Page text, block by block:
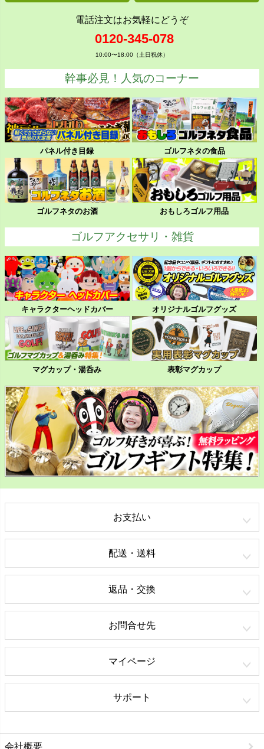
電話注文はお気軽にどうぞ
0120-345-078
10:00〜18:00（土日祝休）
幹事必見！人気のコーナー
パネル付き目録 ゴルフネタの食品
ゴルフネタのお酒 おもしろゴルフ用品
ゴルフアクセサリ・雑貨
キャラクターヘッドカバー オリジナルゴルフグッズ
マグカップ・湯呑み 表彰マグカップ
お支払い
配送・送料
返品・交換
お問合せ先
マイページ
サポート
会社概要